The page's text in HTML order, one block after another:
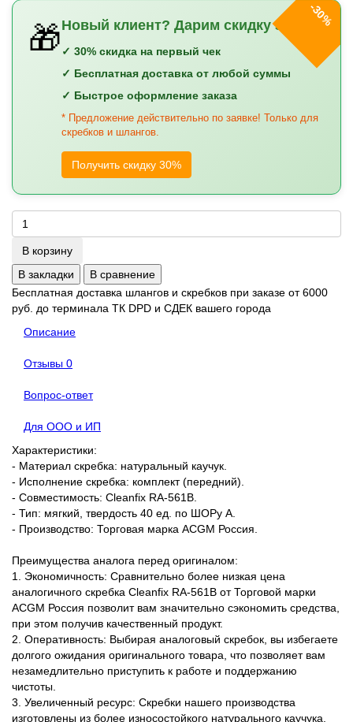
-30%
🎁Новый клиент? Дарим скидку 30%!
✓ 30% скидка на первый чек
✓ Бесплатная доставка от любой суммы
✓ Быстрое оформление заказа
* Предложение действительно по заявке! Только для
скребков и шлангов.
Получить скидку 30%
В корзину
В закладки
В сравнение
Бесплатная доставка шлангов и скребков при заказе от 6000
руб. до терминала ТК DPD и СДЕК вашего города
Описание
Отзывы 0
Вопрос-ответ
Для ООО и ИП
Характеристики:
- Материал скребка: натуральный каучук.
- Исполнение скребка: комплект (передний).
- Совместимость: Cleanfix RA-561В.
- Тип: мягкий, твердость 40 ед. по ШОРу А.
- Производство: Торговая марка ACGM Россия.
Преимущества аналога перед оригиналом:
1. Экономичность: Сравнительно более низкая цена
аналогичного скребка Cleanfix RA-561В от Торговой марки
ACGM Россия позволит вам значительно сэкономить средства,
при этом получив качественный продукт.
2. Оперативность: Выбирая аналоговый скребок, вы избегаете
долгого ожидания оригинального товара, что позволяет вам
незамедлительно приступить к работе и поддержанию
чистоты.
3. Увеличенный ресурс: Скребки нашего производства
изготовлены из более износостойкого натурального каучука,